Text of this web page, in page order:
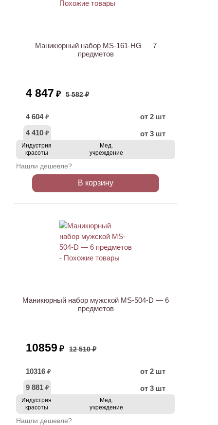
Маникюрный набор MS-161-HG — 7
предметов
4 847 ₽ 5 582 ₽
4 604 ₽
от 2 шт
4 410 ₽ от 3 шт
Индустрия
красоты
Мед.
учреждение
Нашли дешевле?
В корзину
Маникюрный набор мужской MS-504-D — 6
предметов
10859 ₽ 12 510 ₽
10316 ₽
от 2 шт
9 881 ₽ от 3 шт
Индустрия
красоты
Мед.
учреждение
Нашли дешевле?